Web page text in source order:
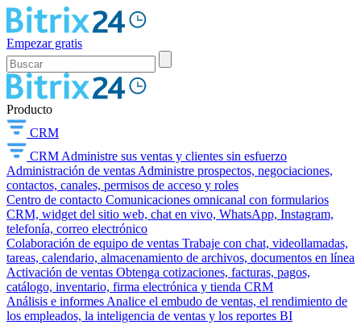
Empezar gratis
Producto
CRM
CRM Administre sus ventas y clientes sin esfuerzo
Administración de ventas Administre prospectos, negociaciones,
contactos, canales, permisos de acceso y roles
Centro de contacto Comunicaciones omnicanal con formularios
CRM, widget del sitio web, chat en vivo, WhatsApp, Instagram,
telefonía, correo electrónico
Colaboración de equipo de ventas Trabaje con chat, videollamadas,
tareas, calendario, almacenamiento de archivos, documentos en línea
Activación de ventas Obtenga cotizaciones, facturas, pagos,
catálogo, inventario, firma electrónica y tienda CRM
Análisis e informes Analice el embudo de ventas, el rendimiento de
los empleados, la inteligencia de ventas y los reportes BI